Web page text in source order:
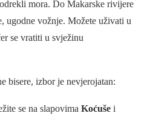
mora. Do Makarske rivijere
ugodne vožnje. Možete uživati u
se vratiti u svježinu
bisere, izbor je nevjerojatan:
se na slapovima Koćuše i